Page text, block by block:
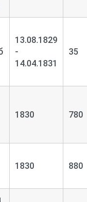
13.08.1829
-
14.04.1831
35
1830 780
1830 880